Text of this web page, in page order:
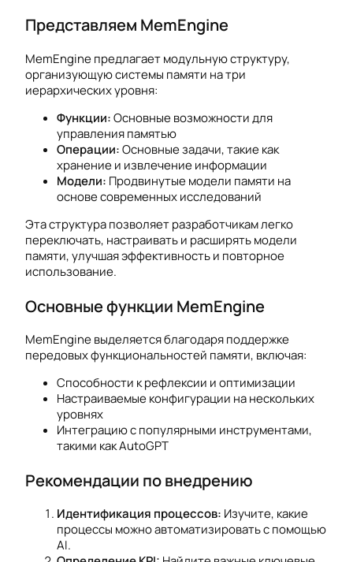
Представляем MemEngine
MemEngine предлагает модульную структуру,
организующую системы памяти на три
иерархических уровня:
Функции:Основные возможности для
управления памятью
Операции:Основные задачи, такие как
хранение и извлечение информации
Модели: Продвинутые модели памяти на
основе современных исследований
Эта структура позволяет разработчикам легко
переключать, настраивать и расширять модели
памяти, улучшая эффективность и повторное
использование.
Основные функции MemEngine
MemEngine выделяется благодаря поддержке
передовых функциональностей памяти, включая:
Способности к рефлексии и оптимизации
Настраиваемые конфигурации на нескольких
уровнях
Интеграцию с популярными инструментами,
такими как AutoGPT
Рекомендации по внедрению
Идентификация процессов: Изучите, какие
процессы можно автоматизировать с помощью
AI.